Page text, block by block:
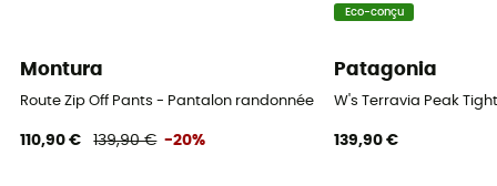
Montura
Route Zip Off Pants - Pantalon randonnée convertible femme
110,90 € 139,90 € -20%
Eco-conçu
Patagonia
W's Terravia Peak
139,90 €